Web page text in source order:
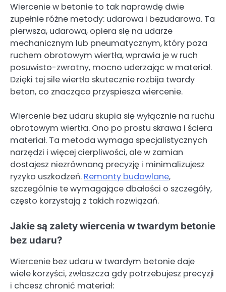
Wiercenie w betonie to tak naprawdę dwie
zupełnie różne metody: udarowa i bezudarowa. Ta
pierwsza, udarowa, opiera się na udarze
mechanicznym lub pneumatycznym, który poza
ruchem obrotowym wiertła, wprawia je w ruch
posuwisto-zwrotny, mocno uderzając w materiał.
Dzięki tej sile wiertło skutecznie rozbija twardy
beton, co znacząco przyspiesza wiercenie.
Wiercenie bez udaru skupia się wyłącznie na ruchu
obrotowym wiertła. Ono po prostu skrawa i ściera
materiał. Ta metoda wymaga specjalistycznych
narzędzi i więcej cierpliwości, ale w zamian
dostajesz niezrównaną precyzję i minimalizujesz
ryzyko uszkodzeń. Remonty budowlane,
szczególnie te wymagające dbałości o szczegóły,
często korzystają z takich rozwiązań.
Jakie są zalety wiercenia w twardym betonie
bez udaru?
Wiercenie bez udaru w twardym betonie daje
wiele korzyści, zwłaszcza gdy potrzebujesz precyzji
i chcesz chronić materiał: